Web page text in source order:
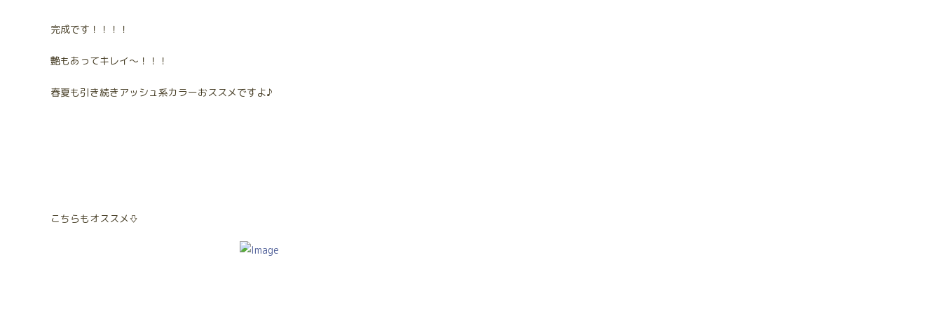
完成です！！！！
艶もあってキレイ～！！！
春夏も引き続きアッシュ系カラーおススメですよ♪
こちらもオススメ⇩